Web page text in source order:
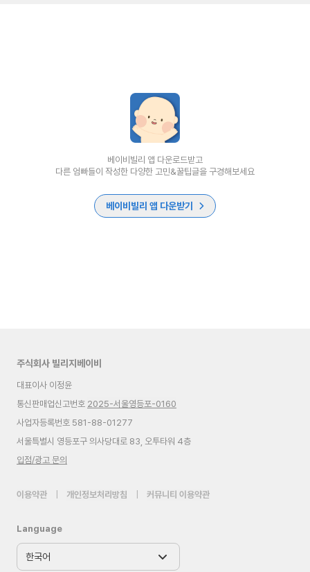
베이비빌리 앱 다운로드받고
다른 엄빠들이 작성한 다양한 고민&꿀팁글을 구경해보세요
베이비빌리 앱 다운받기
주식회사 빌리지베이비
대표이사 이정윤
통신판매업신고번호 2025-서울영등포-0160
사업자등록번호 581-88-01277
서울특별시 영등포구 의사당대로 83, 오투타워 4층
입점/광고 문의
이용약관 개인정보처리방침 커뮤니티 이용약관
Language